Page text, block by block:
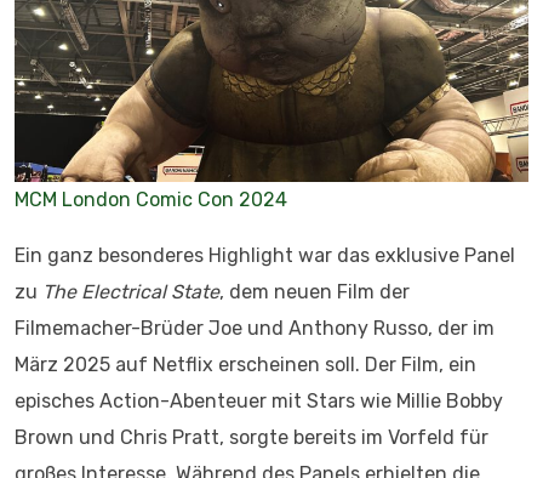
MCM London Comic Con 2024
Ein ganz besonderes Highlight war das exklusive Panel
zu The Electrical State, dem neuen Film der
Filmemacher-Brüder Joe und Anthony Russo, der im
März 2025 auf Netflix erscheinen soll. Der Film, ein
episches Action-Abenteuer mit Stars wie Millie Bobby
Brown und Chris Pratt, sorgte bereits im Vorfeld für